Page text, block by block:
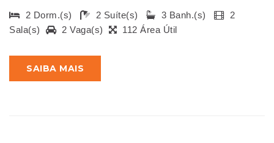
2 Dorm.(s)
2 Suíte(s) 3 Banh.(s)
2
Sala(s)
2 Vaga(s) 112 Área Útil
SAIBA MAIS